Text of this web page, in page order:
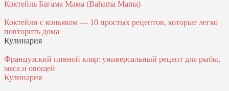
Коктейль Багама Мама (Bahama Mama)
Коктейли с коньяком — 10 простых рецептов, которые легко
повторить дома
Кулинария
Французский пивной кляр: универсальный рецепт для рыбы,
мяса и овощей
Кулинария